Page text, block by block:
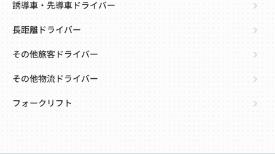
誘導車・先導車ドライバー
長距離ドライバー
その他旅客ドライバー
その他物流ドライバー
フォークリフト